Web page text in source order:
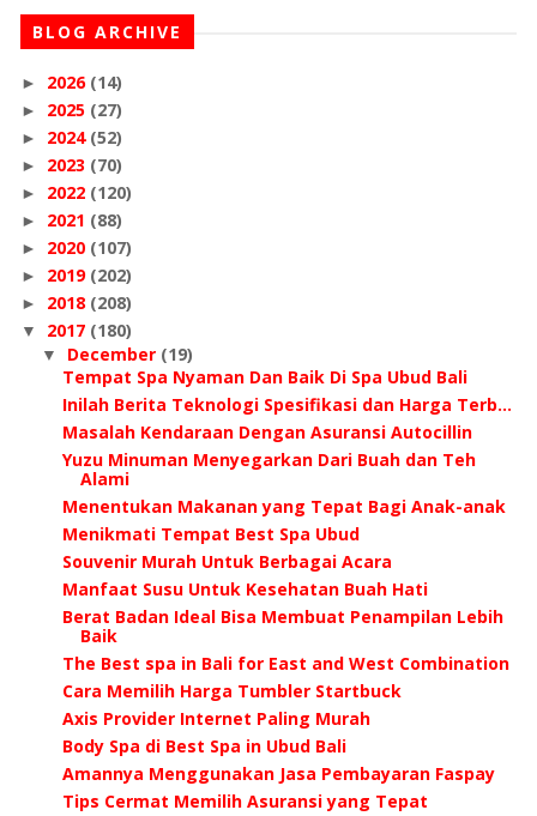
BLOG ARCHIVE
► 2026 (14)
► 2025 (27)
► 2024 (52)
► 2023 (70)
► 2022 (120)
► 2021 (88)
► 2020 (107)
► 2019 (202)
► 2018 (208)
▼ 2017 (180)
▼ December (19)
Tempat Spa Nyaman Dan Baik Di Spa Ubud Bali
Inilah Berita Teknologi Spesifikasi dan Harga Terb...
Masalah Kendaraan Dengan Asuransi Autocillin
Yuzu Minuman Menyegarkan Dari Buah dan Teh
Alami
Menentukan Makanan yang Tepat Bagi Anak-anak
Menikmati Tempat Best Spa Ubud
Souvenir Murah Untuk Berbagai Acara
Manfaat Susu Untuk Kesehatan Buah Hati
Berat Badan Ideal Bisa Membuat Penampilan Lebih
Baik
The Best spa in Bali for East and West Combination
Cara Memilih Harga Tumbler Startbuck
Axis Provider Internet Paling Murah
Body Spa di Best Spa in Ubud Bali
Amannya Menggunakan Jasa Pembayaran Faspay
Tips Cermat Memilih Asuransi yang Tepat